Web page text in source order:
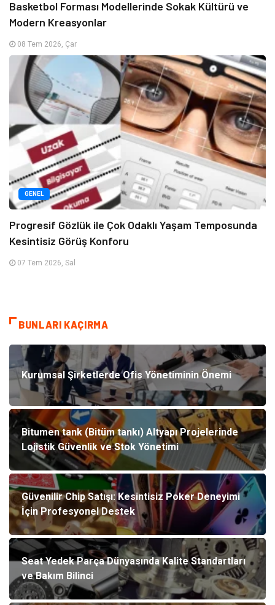
Basketbol Forması Modellerinde Sokak Kültürü ve
Modern Kreasyonlar
08 Tem 2026, Çar
GENEL
Progresif Gözlük ile Çok Odaklı Yaşam Temposunda
Kesintisiz Görüş Konforu
07 Tem 2026, Sal
BUNLARI KAÇIRMA
Kurumsal Şirketlerde Ofis Yönetiminin Önemi
Bitumen tank (Bitüm tankı) Altyapı Projelerinde
Lojistik Güvenlik ve Stok Yönetimi
Güvenilir Chip Satışı: Kesintisiz Poker Deneyimi
İçin Profesyonel Destek
Seat Yedek Parça Dünyasında Kalite Standartları
ve Bakım Bilinci